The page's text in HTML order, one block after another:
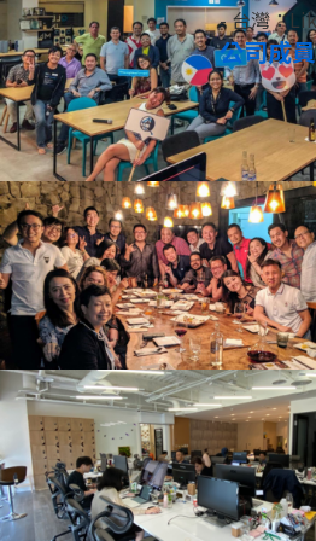
- 台灣：
公司成員